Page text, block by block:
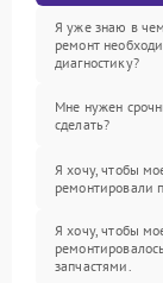
Я уже знаю в
ремонт
диагностику?
Мне нужен
сделать?
Я хочу, чтобы
ремонтировали
Я хочу, чтобы
запчастями.